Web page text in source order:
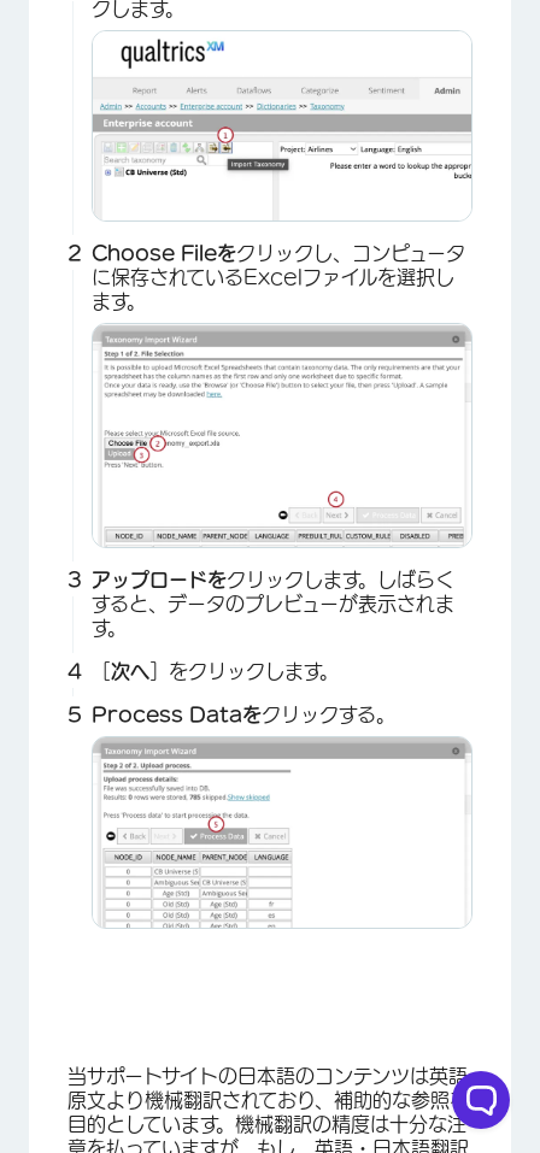
クします。
×
Choose Fileをクリックし、コンピュータ
に保存されているExcelファイルを選択し
ます。
アップロードをクリックします。しばらく
すると、データのプレビューが表示されま
す。
次へ ］をクリックします。
Process Dataをクリックする。
当サポートサイトの日本語のコンテンツは英語
原文より機械翻訳されており、補助的な参照を
目的としています。機械翻訳の精度は十分な注
意を払っていますが、もし、英語・日本語翻訳